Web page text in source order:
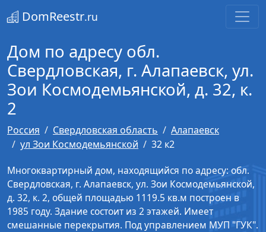
DomReestr.ru
Дом по адресу обл.
Свердловская, г. Алапаевск, ул.
Зои Космодемьянской, д. 32, к.
2
Россия Свердловская область
Алапаевск
ул Зои Космодемьянской
32 к2
Многоквартирный дом, находящийся по адресу: обл.
Свердловская, г. Алапаевск, ул. Зои Космодемьянской,
д. 32, к. 2, общей площадью 1119.5 кв.м построен в
1985 году. Здание состоит из 2 этажей. Имеет
смешанные перекрытия. Под управлением МУП "ГУК".